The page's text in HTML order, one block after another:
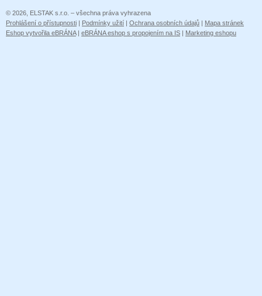
© 2026, ELSTAK s.r.o. – všechna práva vyhrazena
Prohlášení o přístupnosti | Podmínky užití | Ochrana osobních údajů | Mapa stránek
Eshop vytvořila eBRÁNA| eBRÁNA eshop s propojením na IS | Marketing eshopu